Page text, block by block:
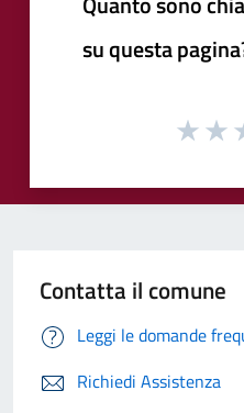
su questa
Contatta il comune
Leggi le domande
Richiedi Assistenza